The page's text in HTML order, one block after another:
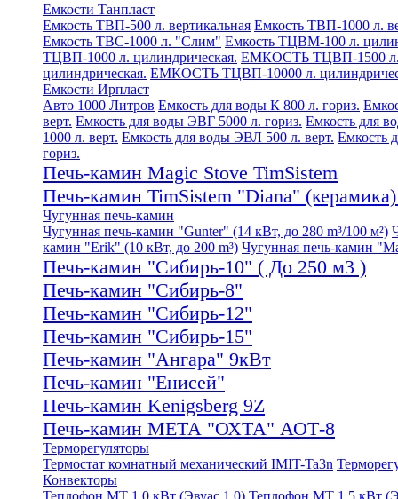
Емкости Танпласт
Емкость ТВП-500 л. вертикальная Емкость ТВП-1000 л.
Емкость ТВС-1000 л. "Слим" Емкость ТЦВМ-100 л.
ТЦВП-1000 л. цилиндрическая. ЕМКОСТЬ ТЦВП-1500 л.
цилиндрическая. ЕМКОСТЬ ТЦВП-10000 л.
Емкости Ирпласт
Авто 1000 Литров Емкость для воды К 800 л. гориз.
верт. Емкость для воды ЭВГ 5000 л. гориз. Емкость для
1000 л. верт. Емкость для воды ЭВЛ 500 л. верт. Емкость
гориз.
Печь-камин Magic Stove TimSistem
Печь-камин TimSistem "Diana"
Чугунная печь-камин
Чугунная печь-камин "Gunter" (14 кВт, до 280 m³/100 м²)
камин "Erik" (10 кВт, до 200 m³) Чугунная печь-камин
Печь-камин "Сибирь-10" ( До 250 м3 )
Печь-камин "Сибирь-8"
Печь-камин "Сибирь-12"
Печь-камин "Сибирь-15"
Печь-камин "Ангара" 9кВт
Печь-камин "Енисей"
Печь-камин Kenigsberg 9Z
Печь-камин МЕТА "ОХТА" АОТ-8
Терморегуляторы
Термостат комнатный механический IMIT-Ta3n
Конвекторы
Теплофон МТ 1,0 кВт (Эвуас 1,0) Теплофон МТ 1,5 кВт